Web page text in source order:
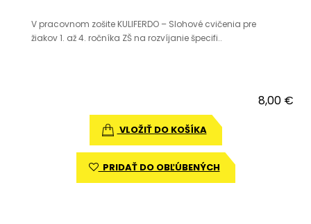
V pracovnom zošite KULIFERDO – Slohové cvičenia pre
žiakov 1. až 4. ročníka ZŠ na rozvíjanie špecifi..
8,00 €
VLOŽIŤ DO KOŠÍKA
PRIDAŤ DO OBĽÚBENÝCH